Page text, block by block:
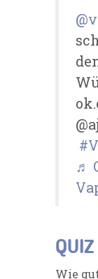
♬
QUIZ
Wie